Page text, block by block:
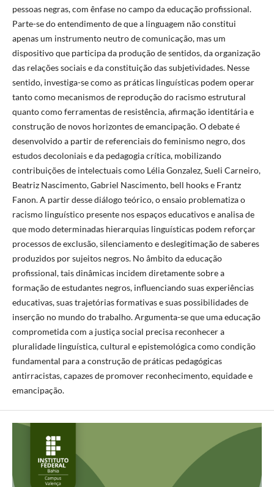
pessoas negras, com ênfase no campo da educação profissional.
Parte-se do entendimento de que a linguagem não constitui
apenas um instrumento neutro de comunicação, mas um
dispositivo que participa da produção de sentidos, da organização
das relações sociais e da constituição das subjetividades. Nesse
sentido, investiga-se como as práticas linguísticas podem operar
tanto como mecanismos de reprodução do racismo estrutural
quanto como ferramentas de resistência, afirmação identitária e
construção de novos horizontes de emancipação. O debate é
desenvolvido a partir de referenciais do feminismo negro, dos
estudos decoloniais e da pedagogia crítica, mobilizando
contribuições de intelectuais como Lélia Gonzalez, Sueli Carneiro,
Beatriz Nascimento, Gabriel Nascimento, bell hooks e Frantz
Fanon. A partir desse diálogo teórico, o ensaio problematiza o
racismo linguístico presente nos espaços educativos e analisa de
que modo determinadas hierarquias linguísticas podem reforçar
processos de exclusão, silenciamento e deslegitimação de saberes
produzidos por sujeitos negros. No âmbito da educação
profissional, tais dinâmicas incidem diretamente sobre a
formação de estudantes negros, influenciando suas experiências
educativas, suas trajetórias formativas e suas possibilidades de
inserção no mundo do trabalho. Argumenta-se que uma educação
comprometida com a justiça social precisa reconhecer a
pluralidade linguística, cultural e epistemológica como condição
fundamental para a construção de práticas pedagógicas
antirracistas, capazes de promover reconhecimento, equidade e
emancipação.